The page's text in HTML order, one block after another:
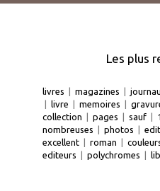
Les plus
livres | magazines |
| livre | memoires |
collection | pages | sauf |
nombreuses | photos |
excellent | roman |
editeurs | polychromes |